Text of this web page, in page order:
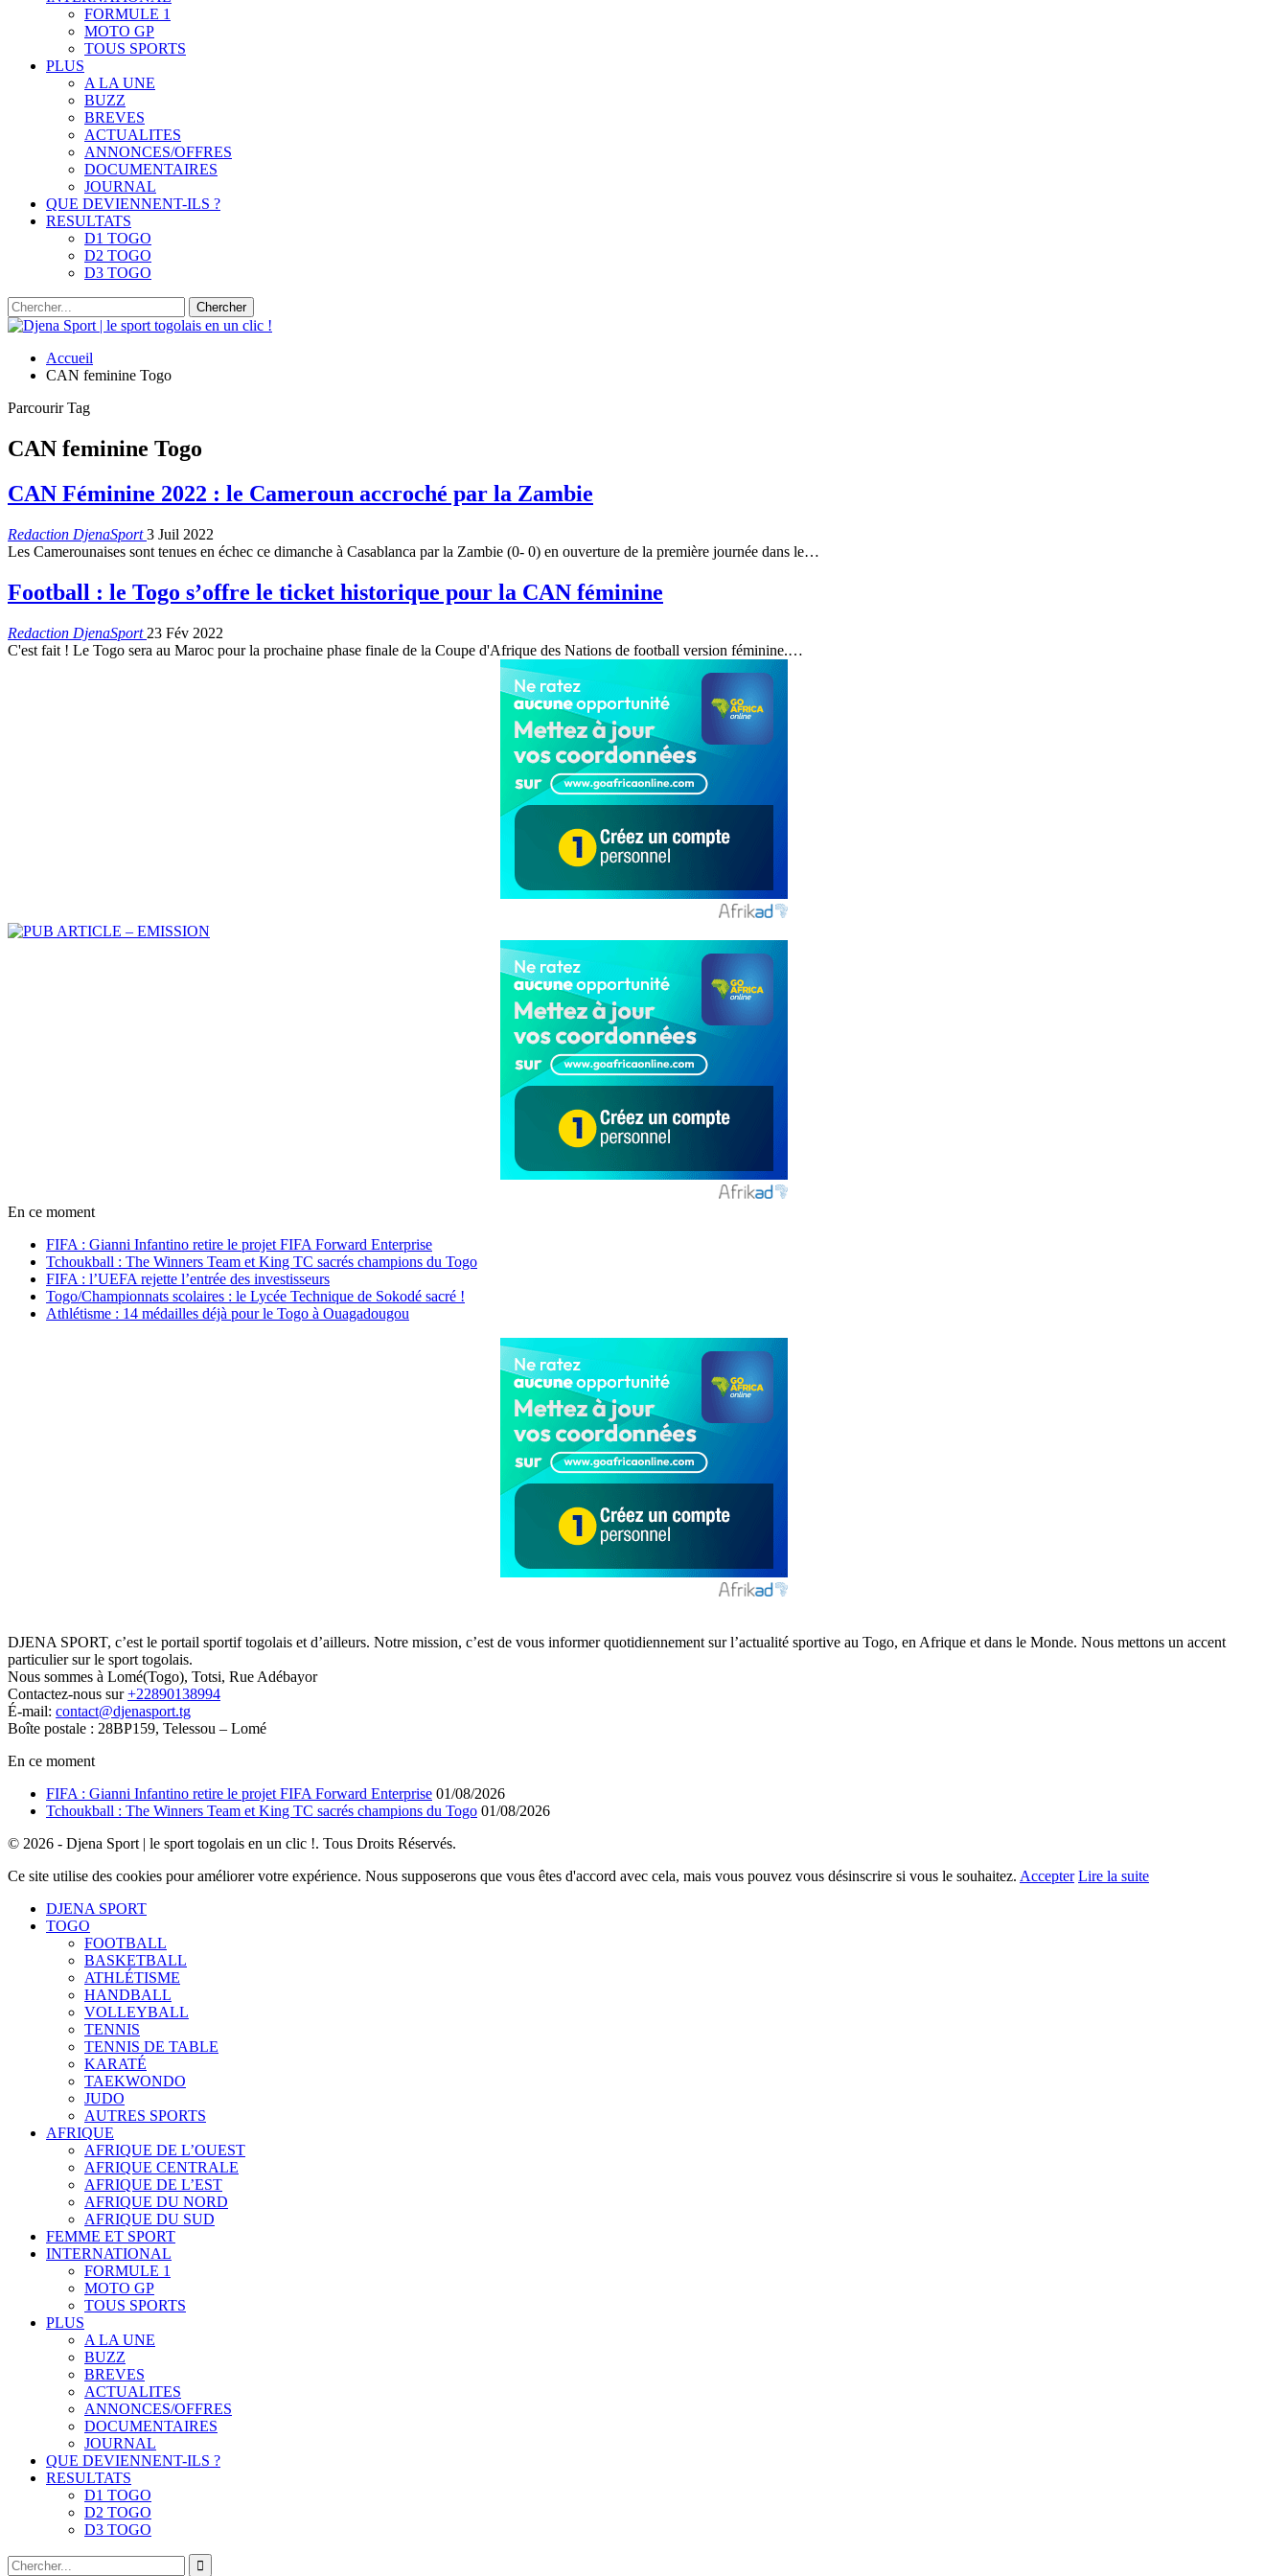
FORMULE 1
MOTO GP
TOUS SPORTS
PLUS
A LA UNE
BUZZ
BREVES
ACTUALITES
ANNONCES/OFFRES
DOCUMENTAIRES
JOURNAL
QUE DEVIENNENT-ILS ?
RESULTATS
D1 TOGO
D2 TOGO
D3 TOGO
Accueil
CAN feminine Togo
Parcourir Tag
CAN feminine Togo
CAN Féminine 2022 : le Cameroun accroché par la Zambie
Redaction DjenaSport3 Juil 2022
Les Camerounaises sont tenues en échec ce dimanche à Casablanca par la Zambie (0- 0) en ouverture de la première journée dans le…
Football : le Togo s’offre le ticket historique pour la CAN féminine
Redaction DjenaSport 23 Fév 2022
C'est fait ! Le Togo sera au Maroc pour la prochaine phase finale de la Coupe d'Afrique des Nations de football version féminine.…
En ce moment
FIFA : Gianni Infantino retire le projet FIFA Forward Enterprise
Tchoukball : The Winners Team et King TC sacrés champions du Togo
FIFA : l’UEFA rejette l’entrée des investisseurs
Togo/Championnats scolaires : le Lycée Technique de Sokodé sacré !
Athlétisme : 14 médailles déjà pour le Togo à Ouagadougou
DJENA SPORT, c’est le portail sportif togolais et d’ailleurs. Notre mission, c’est de vous informer quotidiennement sur l’actualité sportive au Togo, en Afrique et dans le Monde. Nous mettons un accent
particulier sur le sport togolais.
Nous sommes à Lomé(Togo), Totsi, Rue Adébayor
Contactez-nous sur+22890138994
É-mail: contact@djenasport.tg
Boîte postale : 28BP159, Telessou – Lomé
En ce moment
FIFA : Gianni Infantino retire le projet FIFA Forward Enterprise 01/08/2026
Tchoukball : The Winners Team et King TC sacrés champions du Togo 01/08/2026
© 2026 - Djena Sport | le sport togolais en un clic !. Tous Droits Réservés.
Ce site utilise des cookies pour améliorer votre expérience. Nous supposerons que vous êtes d'accord avec cela, mais vous pouvez vous désinscrire si vous le souhaitez. Accepter Lire la suite
DJENA SPORT
TOGO
FOOTBALL
BASKETBALL
ATHLÉTISME
HANDBALL
VOLLEYBALL
TENNIS
TENNIS DE TABLE
KARATÉ
TAEKWONDO
JUDO
AUTRES SPORTS
AFRIQUE
AFRIQUE DE L’OUEST
AFRIQUE CENTRALE
AFRIQUE DE L’EST
AFRIQUE DU NORD
AFRIQUE DU SUD
FEMME ET SPORT
INTERNATIONAL
FORMULE 1
MOTO GP
TOUS SPORTS
PLUS
A LA UNE
BUZZ
BREVES
ACTUALITES
ANNONCES/OFFRES
DOCUMENTAIRES
JOURNAL
QUE DEVIENNENT-ILS ?
RESULTATS
D1 TOGO
D2 TOGO
D3 TOGO